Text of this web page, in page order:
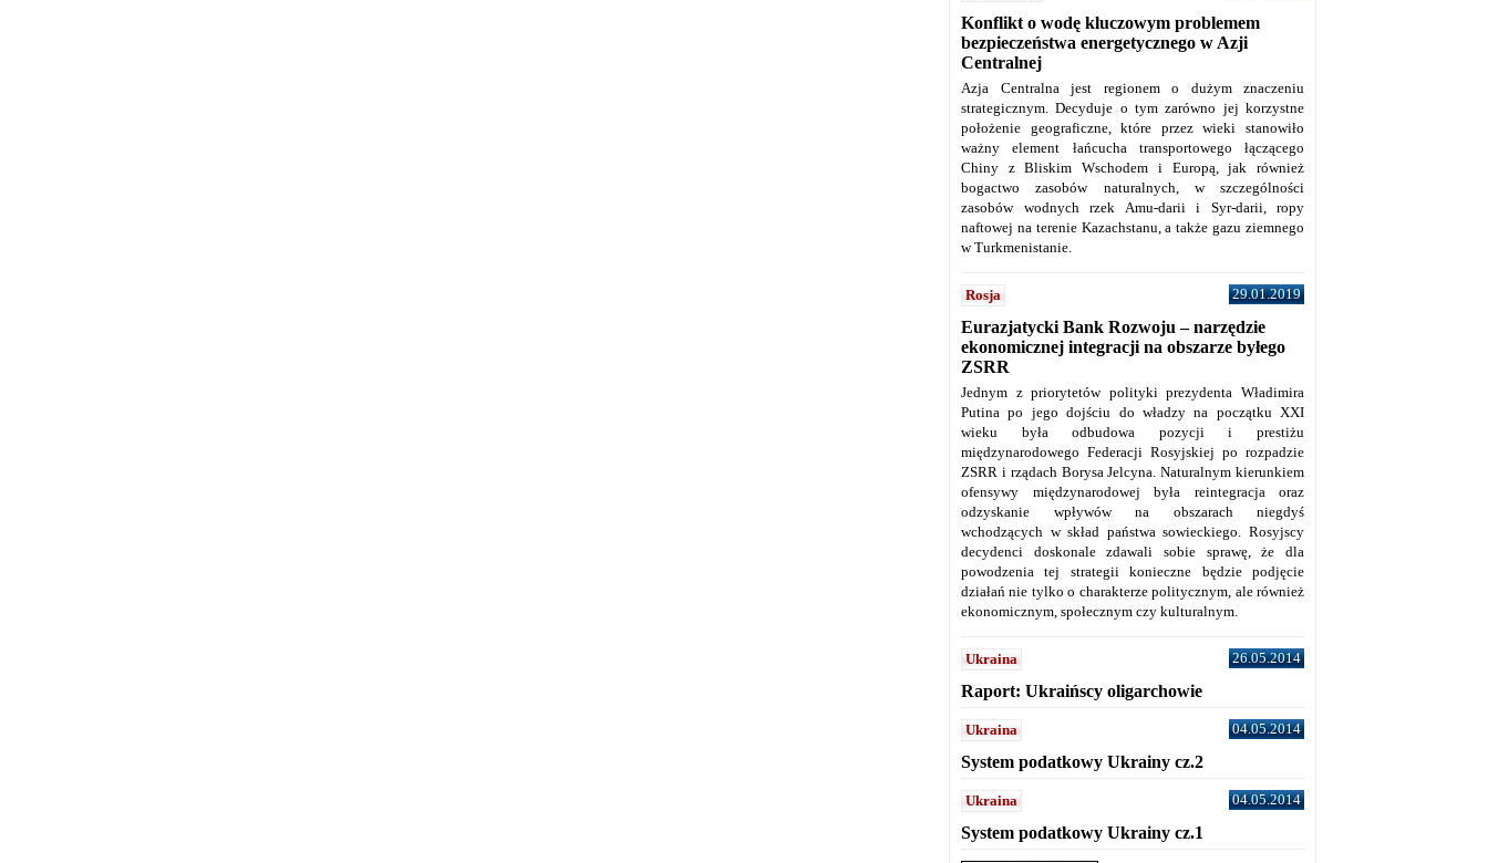
Konflikt o wodę kluczowym problemem
bezpieczeństwa energetycznego w Azji
Centralnej
Azja Centralna jest regionem o dużym znaczeniu
strategicznym. Decyduje o tym zarówno jej korzystne
położenie geograficzne, które przez wieki stanowiło
ważny element łańcucha transportowego łączącego
Chiny z Bliskim Wschodem i Europą, jak również
bogactwo zasobów naturalnych, w szczególności
zasobów wodnych rzek Amu-darii i Syr-darii, ropy
naftowej na terenie Kazachstanu, a także gazu ziemnego
w Turkmenistanie.
Rosja 29.01.2019
Eurazjatycki Bank Rozwoju – narzędzie
ekonomicznej integracji na obszarze byłego
ZSRR
Jednym z priorytetów polityki prezydenta Władimira
Putina po jego dojściu do władzy na początku XXI
wieku była odbudowa pozycji i prestiżu
międzynarodowego Federacji Rosyjskiej po rozpadzie
ZSRR i rządach Borysa Jelcyna. Naturalnym kierunkiem
ofensywy międzynarodowej była reintegracja oraz
odzyskanie wpływów na obszarach niegdyś
wchodzących w skład państwa sowieckiego. Rosyjscy
decydenci doskonale zdawali sobie sprawę, że dla
powodzenia tej strategii konieczne będzie podjęcie
działań nie tylko o charakterze politycznym, ale również
ekonomicznym, społecznym czy kulturalnym.
Ukraina 26.05.2014
Raport: Ukraińscy oligarchowie
Ukraina 04.05.2014
System podatkowy Ukrainy cz.2
Ukraina 04.05.2014
System podatkowy Ukrainy cz.1